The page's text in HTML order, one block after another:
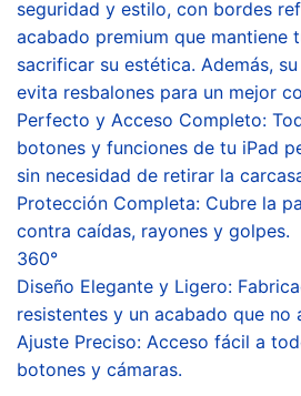
seguridad y estilo, con bordes
acabado premium que mantiene
sacrificar su estética. Además,
evita resbalones para un mejor
Perfecto y Acceso Completo:
botones y funciones de tu iPad
sin necesidad de retirar la
Protección Completa: Cubre la
contra caídas, rayones y golpes.
360°
Diseño Elegante y Ligero:
resistentes y un acabado que no
Ajuste Preciso: Acceso fácil a
botones y cámaras.